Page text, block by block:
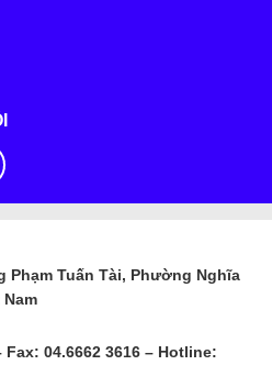
Phạm Tuấn Tài, Phường Nghĩa
04.6662 3616 – Hotline: